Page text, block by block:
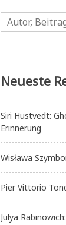
Suchen
Neueste
Siri Hustvedt:
Erinnerung
Wisława
Pier Vittorio
Julya